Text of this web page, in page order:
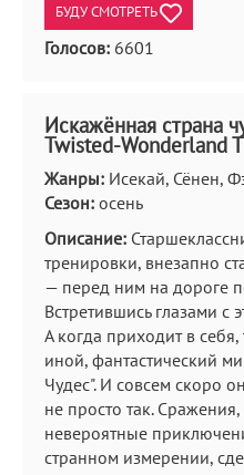
БУДУ СМОТРЕТЬ
Голосов: 6601
Искажённая страна
Twisted-Wonderland
Жанры: Исекай, Сёнен,
Сезон: осень
Описание:
тренировки, внезапно
— перед ним на дороге
Встретившись глазами
А когда приходит в
иной, фантастический
Чудес". И совсем скоро
не просто так.
невероятные
странном измерении,